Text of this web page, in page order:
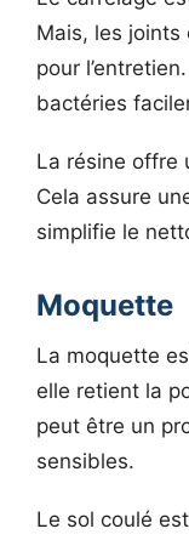
Mais, les joints
pour
bactéries
La résine offre
Cela assure
simplifie le
Moquette
La moquette
elle retient la
peut être un
sensibles.
Le sol coulé est